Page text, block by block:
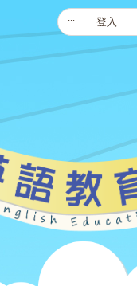
::: 登入